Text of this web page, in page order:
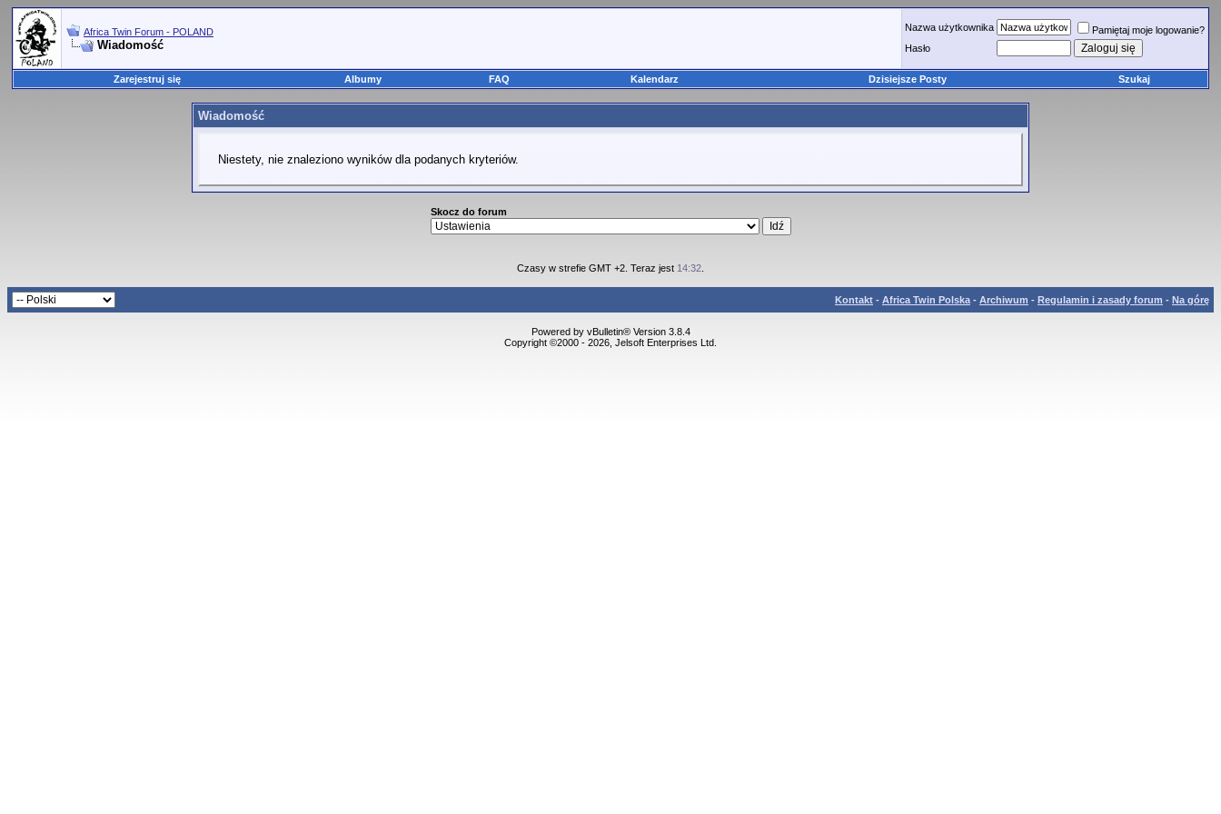
Africa Twin Forum - POLAND
Wiadomość
Nazwa użytkownika
Pamiętaj moje logowanie?
Hasło
Zarejestruj się Albumy FAQ Kalendarz Dzisiejsze Posty Szukaj
Wiadomość
Niestety, nie znaleziono wyników dla podanych kryteriów.
Skocz do forum
Czasy w strefie GMT +2. Teraz jest 14:32
Kontakt - Africa Twin Polska - Archiwum - Regulamin i zasady forum - Na górę
Powered by vBulletin® Version 3.8.4
Copyright ©2000 - 2026, Jelsoft Enterprises Ltd.